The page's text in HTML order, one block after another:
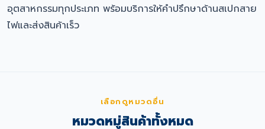
อุตสาหกรรมทุกประเภท พร้อมบริการให้คำปรึกษาด้านสเปกสาย
ไฟและส่งสินค้าเร็ว
เลือกดูหมวดอื่น
หมวดหมู่สินค้าทั้งหมด